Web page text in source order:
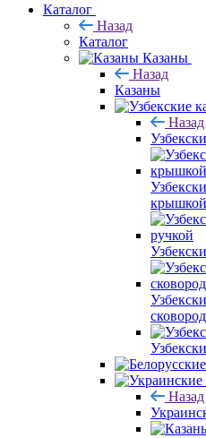
Каталог
Назад
Каталог
Казаны
Назад
Казаны
Назад
крышкой
Назад